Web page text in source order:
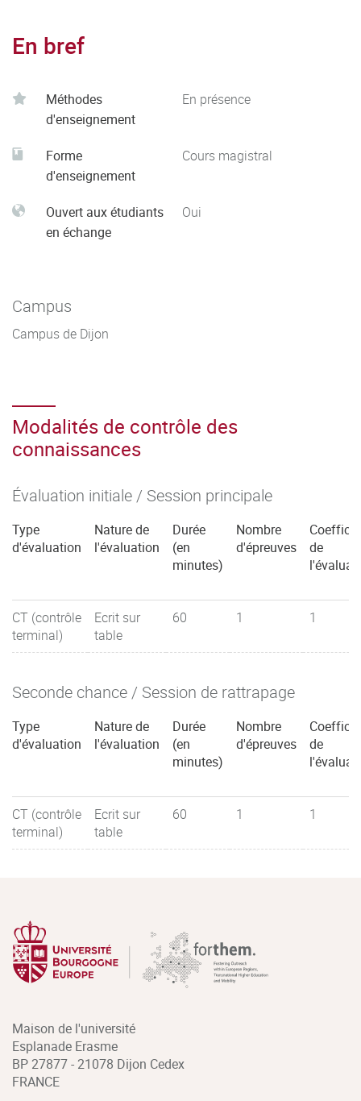
En bref
Méthodes
d'enseignement
En présence
Forme
d'enseignement
Cours magistral
Ouvert aux étudiants
en échange
Oui
Campus
Campus de Dijon
Modalités de contrôle des
connaissances
Évaluation initiale / Session principale
Type
d'évaluation
Nature de
l'évaluation
Durée
(en
minutes)
Nombre
d'épreuves
de
CT (contrôle
terminal)
Ecrit sur
table
60 1 1
Seconde chance / Session de rattrapage
Type
d'évaluation
Nature de
l'évaluation
Durée
(en
minutes)
Nombre
d'épreuves
de
CT (contrôle
terminal)
Ecrit sur
table
60 1 1
Maison de l'université
Esplanade Erasme
BP 27877 - 21078 Dijon Cedex
FRANCE